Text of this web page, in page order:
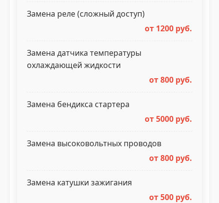
Замена реле (сложный доступ)
от 1200 руб.
Замена датчика температуры
охлаждающей жидкости
от 800 руб.
Замена бендикса стартера
от 5000 руб.
Замена высоковольтных проводов
от 800 руб.
Замена катушки зажигания
от 500 руб.